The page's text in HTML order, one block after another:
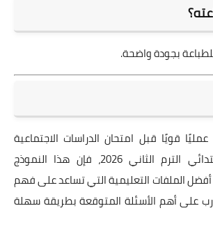
بجودة واضحة.
عمليًا قويًا قبل امتحان الدراسات الاجتماعية
للصف الخامس الابتدائي الترم الثاني 2026، فإن هذا النموذج
الملفات التعليمية التي تساعد على فهم
على أهم الأسئلة المتوقعة بطريقة سهلة